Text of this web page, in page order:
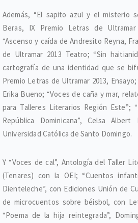
Además, “El sapito azul y el misterio
Beras, IX Premio Letras de
“Ascenso y caída de Andresito Reyna,
de Ultramar 2013 Teatro; “Sin
cartografía de una identidad que se
Premio Letras de Ultramar 2013,
Erika Bueno; “Voces de caña y mar,
para Talleres Literarios Región Este”;
República Dominicana”, Celsa
Universidad Católica de Santo Domingo.
Y “Voces de cal”, Antología del Taller
(Tenares) con la OEI; “Cuentos
Dienteleche”, con Ediciones Unión de
de microcuentos sobre béisbol, con
“Poema de la hija reintegrada”,